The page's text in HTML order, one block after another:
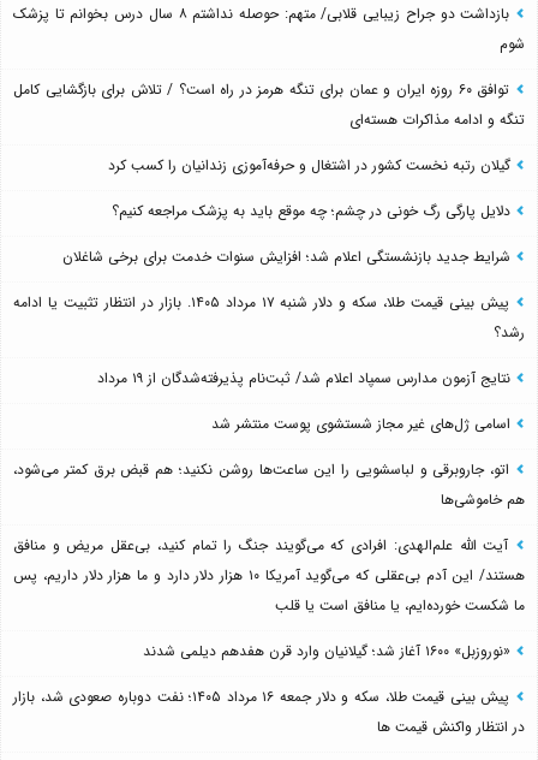
بازداشت دو جراح زیبایی قلابی/ متهم: حوصله نداشتم ۸ سال درس بخوانم تا پزشک
شوم
توافق ۶۰ روزه ایران و عمان برای تنگه هرمز در راه است؟ / تلاش برای بازگشایی کامل
تنگه و ادامه مذاکرات هسته‌ای
گیلان رتبه نخست کشور در اشتغال و حرفه‌آموزی زندانیان را کسب کرد
دلایل پارگی رگ خونی در چشم؛ چه موقع باید به پزشک مراجعه کنیم؟
شرایط جدید بازنشستگی اعلام شد؛ افزایش سنوات خدمت برای برخی شاغلان
پیش بینی قیمت طلا، سکه و دلار شنبه ۱۷ مرداد ۱۴۰۵. بازار در انتظار تثبیت یا ادامه
رشد؟
نتایج آزمون مدارس سمپاد اعلام شد/ ثبت‌نام پذیرفته‌شدگان از ۱۹ مرداد
اسامی ژل‌های غیر مجاز شستشوی پوست منتشر شد
اتو، جاروبرقی و لباسشویی را این ساعت‌ها روشن نکنید؛ هم قبض برق کمتر می‌شود،
هم خاموشی‌ها
آیت الله علم‌الهدی: افرادی که می‌گویند جنگ را تمام کنید، بی‌عقل مریض و منافق
هستند/ این آدم بی‌عقلی که می‌گوید آمریکا ۱۰ هزار دلار دارد و ما هزار دلار داریم، پس
ما شکست خورده‌ایم، یا منافق است یا قلب
«نوروزبل» ۱۶۰۰ آغاز شد؛ گیلانیان وارد قرن هفدهم دیلمی شدند
پیش بینی قیمت طلا، سکه و دلار جمعه ۱۶ مرداد ۱۴۰۵؛ نفت دوباره صعودی شد، بازار
در انتظار واکنش قیمت ها